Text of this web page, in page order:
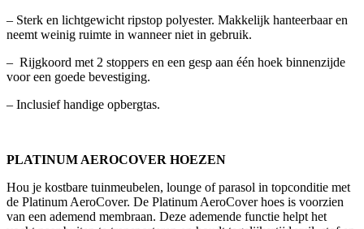
– Sterk en lichtgewicht ripstop polyester. Makkelijk hanteerbaar en
neemt weinig ruimte in wanneer niet in gebruik.
– Rijgkoord met 2 stoppers en een gesp aan één hoek binnenzijde
voor een goede bevestiging.
– Inclusief handige opbergtas.
PLATINUM AEROCOVER HOEZEN
Hou je kostbare tuinmeubelen, lounge of parasol in topconditie met
de Platinum AeroCover. De Platinum AeroCover hoes is voorzien
van een ademend membraan. Deze ademende functie helpt het